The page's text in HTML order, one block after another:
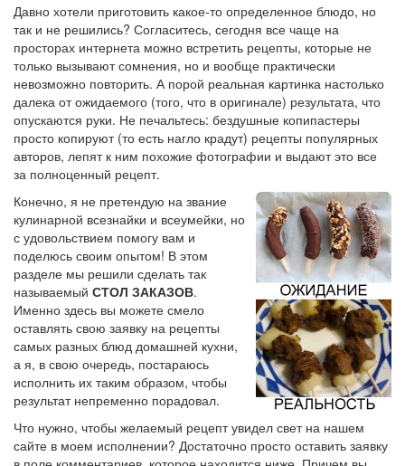
Давно хотели приготовить какое-то определенное блюдо, но
так и не решились? Согласитесь, сегодня все чаще на
просторах интернета можно встретить рецепты, которые не
только вызывают сомнения, но и вообще практически
невозможно повторить. А порой реальная картинка настолько
далека от ожидаемого (того, что в оригинале) результата, что
опускаются руки. Не печальтесь: бездушные копипастеры
просто копируют (то есть нагло крадут) рецепты популярных
авторов, лепят к ним похожие фотографии и выдают это все
за полноценный рецепт.
Конечно, я не претендую на звание
кулинарной всезнайки и всеумейки, но
с удовольствием помогу вам и
поделюсь своим опытом! В этом
разделе мы решили сделать так
называемый СТОЛ ЗАКАЗОВ.
Именно здесь вы можете смело
оставлять свою заявку на рецепты
самых разных блюд домашней кухни,
а я, в свою очередь, постараюсь
исполнить их таким образом, чтобы
результат непременно порадовал.
Что нужно, чтобы желаемый рецепт увидел свет на нашем
сайте в моем исполнении? Достаточно просто оставить заявку